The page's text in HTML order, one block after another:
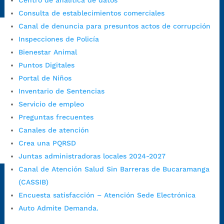
Consulta de establecimientos comerciales
Canal de denuncia para presuntos actos de corrupción
Inspecciones de Policía
Bienestar Animal
Puntos Digitales
Portal de Niños
Inventario de Sentencias
Servicio de empleo
Preguntas frecuentes
Canales de atención
Crea una PQRSD
Juntas administradoras locales 2024-2027
Canal de Atención Salud Sin Barreras de Bucaramanga
(CASSIB)
Encuesta satisfacción – Atención Sede Electrónica
Auto Admite Demanda.
1/secretarias/oficina-de-control-interno-disciplinario/
Alcaldía de Bucaramanga
@AlcaldíaBGA
Alcaldía de Bucaramanga
PrensaBucaramanga
Autorización de Tratamiento de Datos Personales|Política
de Tratamiento de Datos Personales
condiciones de uso
Política editorial|
Plan de
de Seguridad de la Información